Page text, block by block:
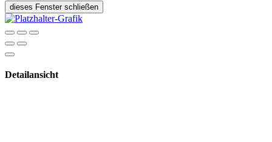
dieses Fenster schließen
Detailansicht